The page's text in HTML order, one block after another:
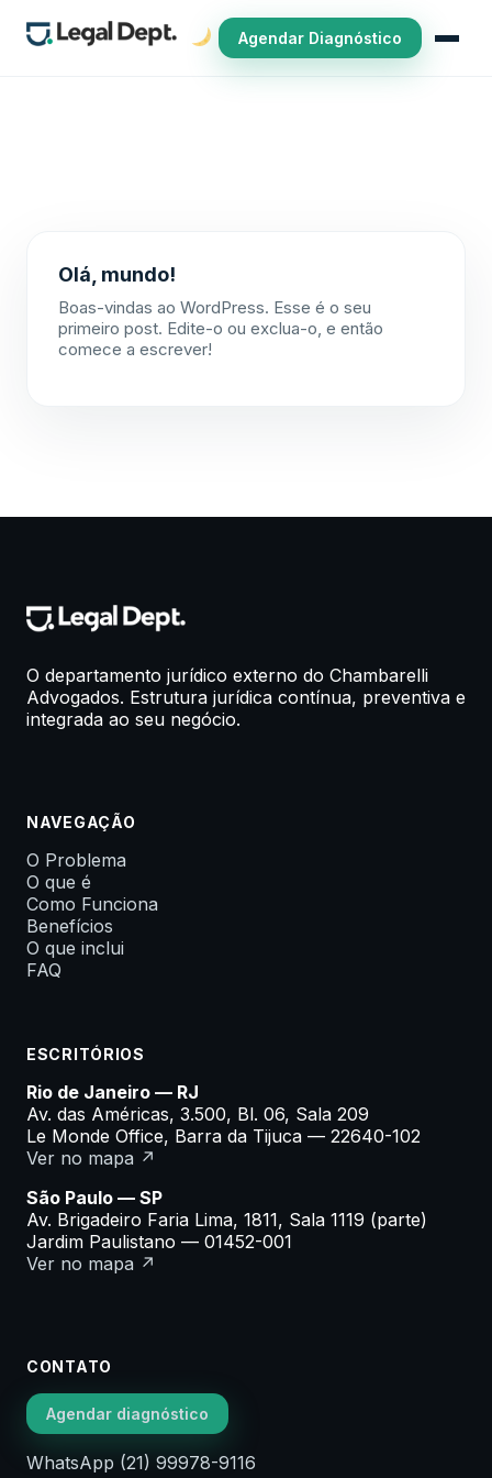
Agendar Diagnóstico
Olá, mundo!
Boas-vindas ao WordPress. Esse é o seu
primeiro post. Edite-o ou exclua-o, e então
comece a escrever!
O departamento jurídico externo do Chambarelli
Advogados. Estrutura jurídica contínua, preventiva e
integrada ao seu negócio.
NAVEGAÇÃO
O Problema
O que é
Como Funciona
Benefícios
O que inclui
FAQ
ESCRITÓRIOS
Rio de Janeiro — RJ
Av. das Américas, 3.500, Bl. 06, Sala 209
Le Monde Office, Barra da Tijuca — 22640-102
Ver no mapa ↗
São Paulo — SP
Av. Brigadeiro Faria Lima, 1811, Sala 1119 (parte)
Jardim Paulistano — 01452-001
Ver no mapa ↗
CONTATO
Agendar diagnóstico
WhatsApp (21) 99978-9116